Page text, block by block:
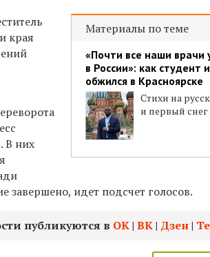
Материалы по теме
«Почти все наши врачи
в России»: как студент
обжился в Красноярске
Стихи на
и первый снег
края
В них
завершено, идет подсчет голосов.
публикуются в ОК|ВК| Дзен|